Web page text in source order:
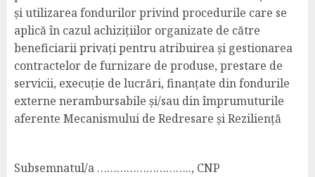
și utilizarea fondurilor privind procedurile care se
aplică în cazul achizițiilor organizate de către
beneficiarii privați pentru atribuirea și gestionarea
contractelor de furnizare de produse, prestare de
servicii, execuție de lucrări, finanțate din fondurile
externe nerambursabile și/sau din împrumuturile
aferente Mecanismului de Redresare și Reziliență
Subsemnatul/a ……………………….., CNP